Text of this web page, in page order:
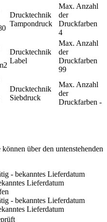
Drucktechnik
Tampondruck
Max. Anzahl
der
Druckfarben
4
Drucktechnik
Label
Max. Anzahl
der
Druckfarben
99
Drucktechnik
Siebdruck
Max. Anzahl
der
Druckfarben -
über den untenstehenden
- bekanntes Lieferdatum
Lieferdatum
- bekanntes Lieferdatum
Lieferdatum